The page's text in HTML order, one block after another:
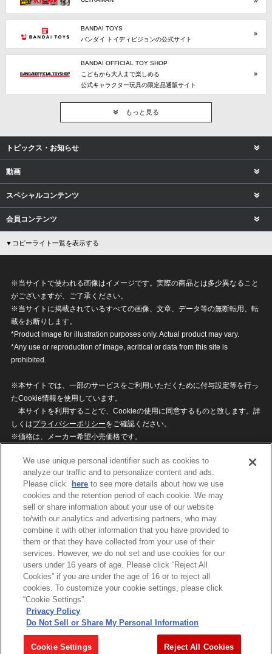
BANDAI TOYS
バンダイ トイディビジョンの公式サイト
BANDAI OFFICIAL TOY SHOP
こどもから大人まで楽しめる
公式キャラクター玩具の限定品通販サイト
もっと見る
トピックス・お知らせ
動画
スペシャルコンテンツ
会員コンテンツ
▼コピーライト一覧を表示する
※当サイトで使われる画像はイメージです。実際の商品とは多少異なること
がございますが、ご了承ください。
※当サイトに掲載されているすべての画像、文章、データ等の無断転用、転
載をお断りします。
*Product image for illustration purposes only. Actual product may vary.
*Any use or reproduction of image, acritical or data from this site is
prohibited.
※本サイトでは、一部のサービスをご利用いただくために付与設定等を行っ
たCookie情報を使用しています。
本サイトを利用することで、Cookieの使用に同意するものと致します。詳
しくはプライバシーポリシーをご確認ください。
※価格は、メーカー希望小売価格です。
ざいますのでご了承ください。
privacypolicy
Do Not Sell or Share My
Personal Information
ウェブサイトご利用条件
ソーシャルメディアポリシー
個人情報保護方針
お問い合わせ
©BANDAI
コピーライト一覧を表示する
We use unique personal identifier such as cookies to
analyze our traffic and to personalize content and ads.
Please click
here to see more details about how we use
cookies and the retention period of each cookie. We may
sell or share information about your use of our website
to/with our analytics and advertising partners, who may
combine it with other information that you have provided to
them or that they have collected from your use of their
services. However, we do not set and use cookies for our
users under 16 years of age. Please click “Reject All
Cookies” if you are under the age of 16 or to reject all
cookies. To customize your cookie settings, please click
“Cookie Settings”.
Privacy Policy
Do Not Sell or Share My Personal Information
Cookie Settings Reject All Cookies